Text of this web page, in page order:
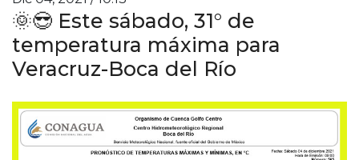
🌞😎 Este sábado, 31° de
temperatura máxima para
Veracruz-Boca del Río